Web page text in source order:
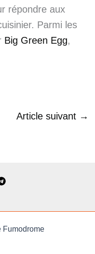
répondre aux
Parmi les
Big Green Egg,
Article suivant →
Fumodrome